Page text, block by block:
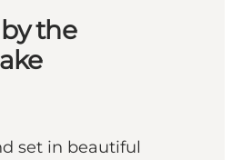
the
set in beautiful